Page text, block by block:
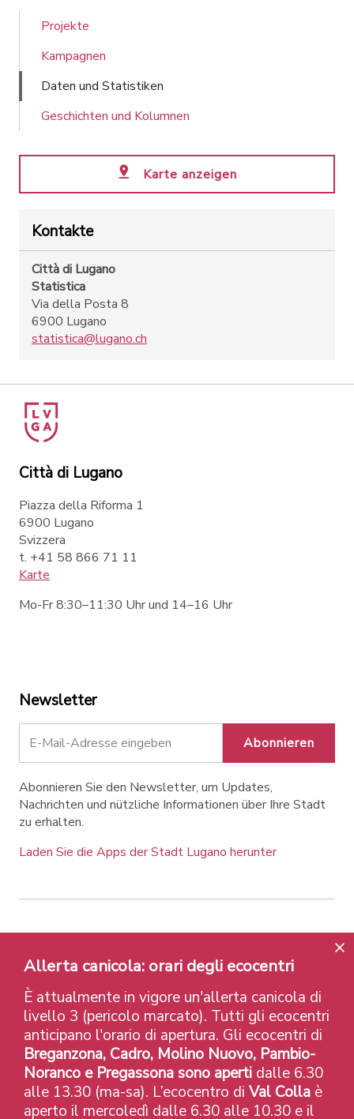
Projekte
Kampagnen
Daten und Statistiken
Geschichten und Kolumnen
Karte anzeigen
Kontakte
Città di Lugano
Statistica
Via della Posta 8
6900 Lugano
statistica@lugano.ch
Città di Lugano
Piazza della Riforma 1
6900 Lugano
Svizzera
t. +41 58 866 71 11
Karte
Mo-Fr 8:30–11:30 Uhr und 14–16 Uhr
Newsletter
Abonnieren
Abonnieren Sie den Newsletter, um Updates,
Nachrichten und nützliche Informationen über Ihre Stadt
zu erhalten.
Laden Sie die Apps der Stadt Lugano herunter
Contatti Links
Rechtlicher Hinweis
Datenschutzrichtlinie
Labels und Auszeichnungen
Credits
© 2026 Città di Lugano
Allerta canicola: orari degli ecocentri
È attualmente in vigore un'allerta canicola di
livello 3 (pericolo marcato). Tutti gli ecocentri
anticipano l'orario di apertura. Gli ecocentri di
Breganzona, Cadro, Molino Nuovo, Pambio-
Noranco e Pregassona sono aperti dalle 6.30
alle 13.30 (ma-sa). L’ecocentro di Val Colla è
aperto il mercoledì dalle 6.30 alle 10.30 e il